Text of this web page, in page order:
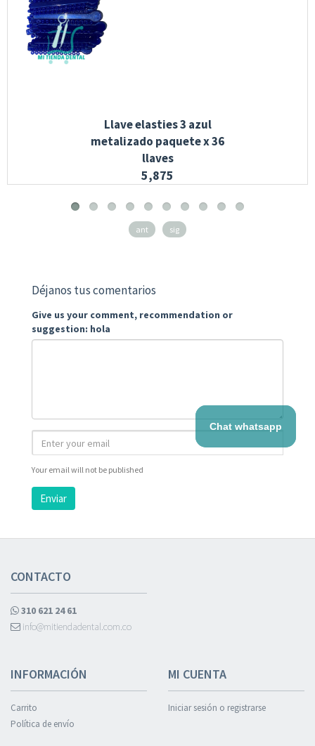
Llave elasties 3 azul
metalizado paquete x 36
llaves
5,875
ant sig
Déjanos tus comentarios
Give us your comment, recommendation or
suggestion: hola
Your email will not be published
Enviar
CONTACTO
310 621 24 61
info@mitiendadental.com.co
INFORMACIÓN
Carrito
Política de envío
MI CUENTA
Iniciar sesión o registrarse
Chat whatsapp